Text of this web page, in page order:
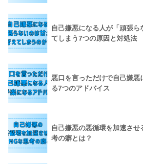
自己嫌悪になる人が「頑張ら
てしまう7つの原因と対処法
悪口を言っただけで自己嫌
る7つのアドバイス
自己嫌悪の悪循環を加速さ
考の癖とは？